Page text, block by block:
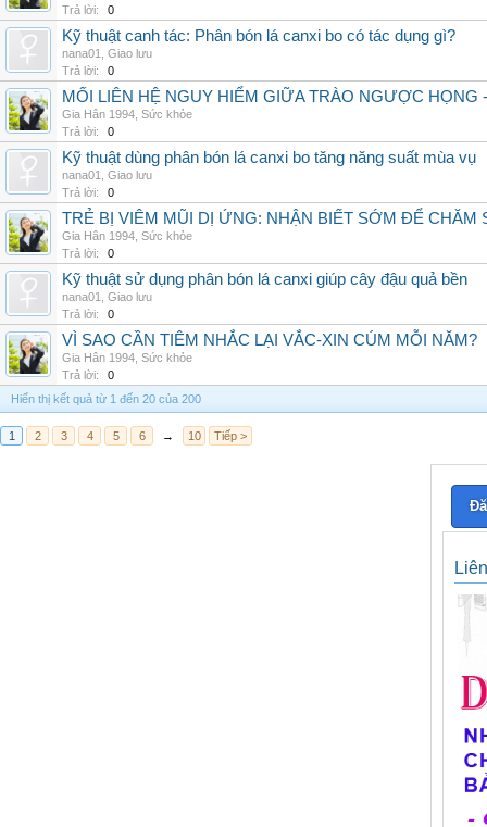
Trả lời:
0
Kỹ thuật canh tác: Phân bón lá canxi bo có tác dụng gì?
nana01
Giao lưu
Trả lời:
0
MỐI LIÊN HỆ NGUY HIỂM GIỮA TRÀO NGƯỢC
Gia Hân 1994 Sức khỏe
Trả lời:
0
Kỹ thuật dùng phân bón lá canxi bo tăng năng suất mùa vụ
nana01
Giao lưu
Trả lời:
0
TRẺ BỊ VIÊM MŨI DỊ ỨNG: NHẬN BIẾT SỚM ĐỂ CHĂM
Gia Hân 1994 Sức khỏe
Trả lời:
0
Kỹ thuật sử dụng phân bón lá canxi giúp cây đậu quả bền
nana01
Giao lưu
Trả lời:
0
VÌ SAO CẦN TIÊM NHẮC LẠI VẮC-XIN CÚM MỖI NĂM?
Gia Hân 1994 Sức khỏe
Trả lời:
0
Hiển thị kết quả từ 1 đến 20 của 200
1 2 3 4 5 6 → 10 Tiếp >